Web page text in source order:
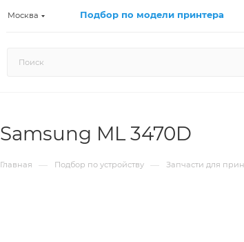
Москва Подбор по модели принтера
Samsung ML 3470D
Главная — Подбор по устройству — Запчасти для